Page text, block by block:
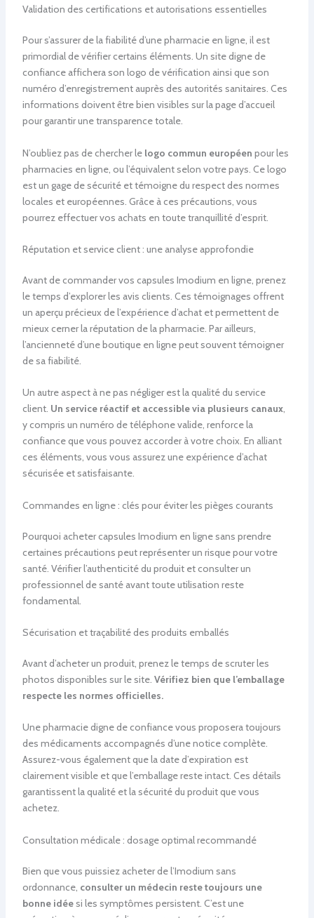
Validation des certifications et autorisations essentielles
Pour s’assurer de la fiabilité d’une pharmacie en ligne, il est
primordial de vérifier certains éléments. Un site digne de
confiance affichera son logo de vérification ainsi que son
numéro d’enregistrement auprès des autorités sanitaires. Ces
informations doivent être bien visibles sur la page d’accueil
pour garantir une transparence totale.
N’oubliez pas de chercher le logo commun européen pour les
pharmacies en ligne, ou l’équivalent selon votre pays. Ce logo
est un gage de sécurité et témoigne du respect des normes
locales et européennes. Grâce à ces précautions, vous
pourrez effectuer vos achats en toute tranquillité d’esprit.
Réputation et service client : une analyse approfondie
Avant de commander vos capsules Imodium en ligne, prenez
le temps d’explorer les avis clients. Ces témoignages offrent
un aperçu précieux de l’expérience d’achat et permettent de
mieux cerner la réputation de la pharmacie. Par ailleurs,
l’ancienneté d’une boutique en ligne peut souvent témoigner
de sa fiabilité.
Un autre aspect à ne pas négliger est la qualité du service
client. Un service réactif et accessible via plusieurs canaux,
y compris un numéro de téléphone valide, renforce la
confiance que vous pouvez accorder à votre choix. En alliant
ces éléments, vous vous assurez une expérience d’achat
sécurisée et satisfaisante.
Commandes en ligne : clés pour éviter les pièges courants
Pourquoi acheter capsules Imodium en ligne sans prendre
certaines précautions peut représenter un risque pour votre
santé. Vérifier l’authenticité du produit et consulter un
professionnel de santé avant toute utilisation reste
fondamental.
Sécurisation et traçabilité des produits emballés
Avant d’acheter un produit, prenez le temps de scruter les
photos disponibles sur le site. Vérifiez bien que l’emballage
respecte les normes officielles.
Une pharmacie digne de confiance vous proposera toujours
des médicaments accompagnés d’une notice complète.
Assurez-vous également que la date d’expiration est
clairement visible et que l’emballage reste intact. Ces détails
garantissent la qualité et la sécurité du produit que vous
achetez.
Consultation médicale : dosage optimal recommandé
Bien que vous puissiez acheter de l’Imodium sans
ordonnance, consulter un médecin reste toujours une
bonne idéesi les symptômes persistent. C’est une